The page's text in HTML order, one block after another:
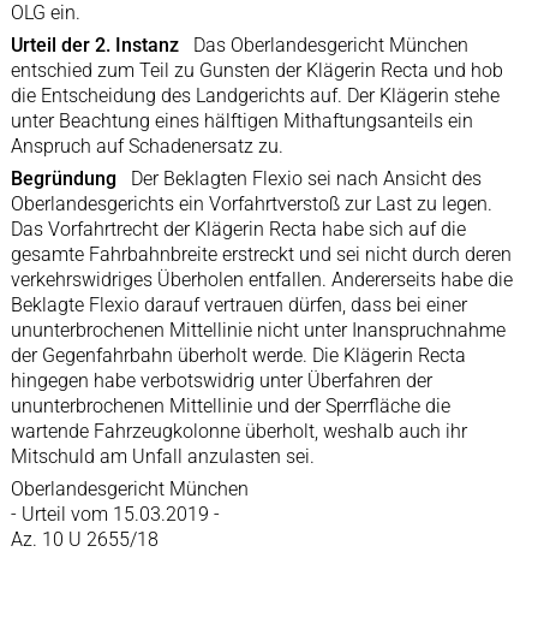
OLG ein.
Urteil der 2. InstanzDas Oberlandesgericht München
entschied zum Teil zu Gunsten der Klägerin Recta und hob
die Entscheidung des Landgerichts auf. Der Klägerin stehe
unter Beachtung eines hälftigen Mithaftungsanteils ein
Anspruch auf Schadenersatz zu.
Begründung
Der Beklagten Flexio sei nach Ansicht des
Oberlandesgerichts ein Vorfahrtverstoß zur Last zu legen.
Das Vorfahrtrecht der Klägerin Recta habe sich auf die
gesamte Fahrbahnbreite erstreckt und sei nicht durch deren
verkehrswidriges Überholen entfallen. Andererseits habe die
Beklagte Flexio darauf vertrauen dürfen, dass bei einer
ununterbrochenen Mittellinie nicht unter Inanspruchnahme
der Gegenfahrbahn überholt werde. Die Klägerin Recta
hingegen habe verbotswidrig unter Überfahren der
ununterbrochenen Mittellinie und der Sperrfläche die
wartende Fahrzeugkolonne überholt, weshalb auch ihr
Mitschuld am Unfall anzulasten sei.
Oberlandesgericht München
- Urteil vom 15.03.2019 -
Az. 10 U 2655/18